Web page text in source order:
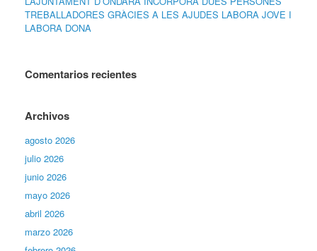
TREBALLADORES GRÀCIES A LES AJUDES LABORA JOVE I
LABORA DONA
Comentarios recientes
Archivos
agosto 2026
julio 2026
junio 2026
mayo 2026
abril 2026
marzo 2026